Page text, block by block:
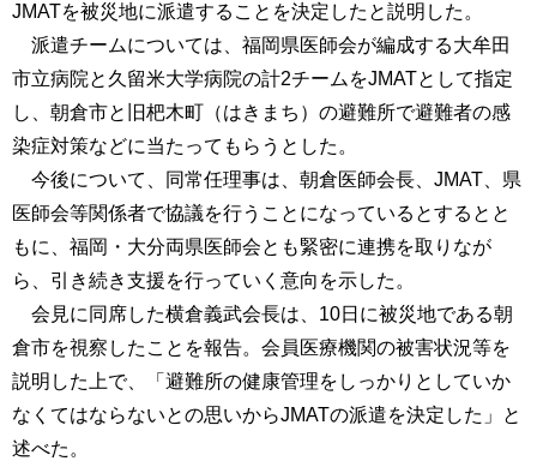
JMATを被災地に派遣することを決定したと説明した。
派遣チームについては、福岡県医師会が編成する大牟田
市立病院と久留米大学病院の計2チームをJMATとして指定
し、朝倉市と旧杷木町（はきまち）の避難所で避難者の感
染症対策などに当たってもらうとした。
今後について、同常任理事は、朝倉医師会長、JMAT、県
医師会等関係者で協議を行うことになっているとするとと
もに、福岡・大分両県医師会とも緊密に連携を取りなが
ら、引き続き支援を行っていく意向を示した。
会見に同席した横倉義武会長は、10日に被災地である朝
倉市を視察したことを報告。会員医療機関の被害状況等を
説明した上で、「避難所の健康管理をしっかりとしていか
なくてはならないとの思いからJMATの派遣を決定した」と
述べた。